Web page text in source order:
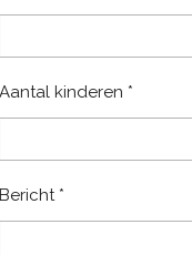
Aantal kinderen *
Bericht *